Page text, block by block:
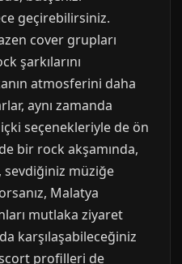
geçirebilirsiniz.
cover grupları
şarkılarını
atmosferini daha
aynı zamanda
seçenekleriyle de ön
bir rock akşamında,
sevdiğiniz müziğe
Malatya
mutlaka ziyaret
karşılaşabileceğiniz
profilleri de